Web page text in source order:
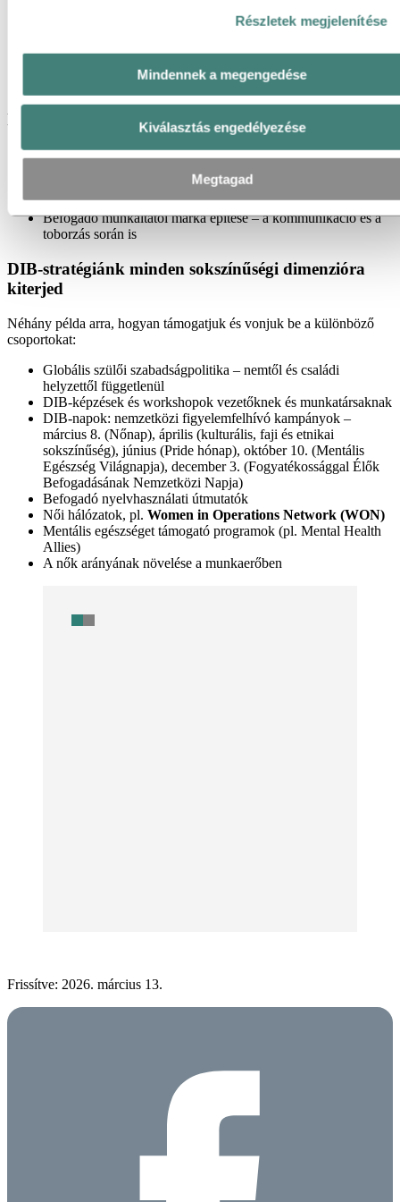
Részletek megjelenítése
Mindennek a megengedése
Kiválasztás engedélyezése
Megtagad
24% női munkavállaló
40% 40 év alatti munkatárs
30% 50 év feletti munkatárs
Három kulcsterületre összpontosítunk:
Befogadó munkahelyi környezet biztosítása minden
A kevésbé reprezentált csoportok támogatása – különösen
munkavállalói hálózatokon és erőforráscsoportokon keresztül
Befogadó munkáltatói márka építése – a kommunikáció és a
toborzás során is
DIB-stratégiánk minden sokszínűségi dimenzióra
kiterjed
Néhány példa arra, hogyan támogatjuk és vonjuk be a különböző
csoportokat:
Globális szülői szabadságpolitika – nemtől és családi
helyzettől függetlenül
DIB-képzések és workshopok vezetőknek és munkatársaknak
DIB-napok: nemzetközi figyelemfelhívó kampányok –
március 8. (Nőnap), április (kulturális, faji és etnikai
sokszínűség), június (Pride hónap), október 10. (Mentális
Egészség Világnapja), december 3. (Fogyatékossággal Élők
Befogadásának Nemzetközi Napja)
Befogadó nyelvhasználati útmutatók
Női hálózatok, pl. Women in Operations Network (WON)
Mentális egészséget támogató programok (pl. Mental Health
Allies)
A nők arányának növelése a munkaerőben
Frissítve: 2026. március 13.